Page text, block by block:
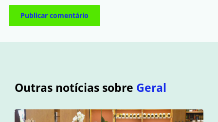
Outras notícias sobre Geral